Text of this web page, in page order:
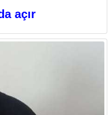
açır